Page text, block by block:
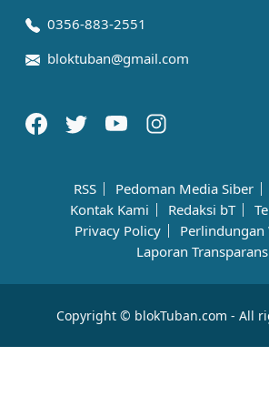
0356-883-2551
bloktuban@gmail.com
RSS Pedoman Media Siber
Kontak Kami
Redaksi bT
Privacy Policy
Perlindungan
Laporan
Copyright © blokTuban.com - All